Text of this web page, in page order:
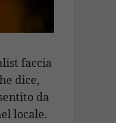
faccia
dice,
da
locale.